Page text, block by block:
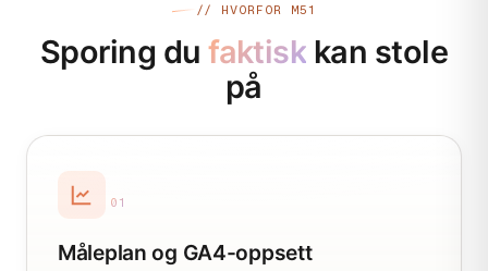
// HVORFOR M51
Sporing dufaktisk kan stole
på
01
Måleplan og GA4-oppsett